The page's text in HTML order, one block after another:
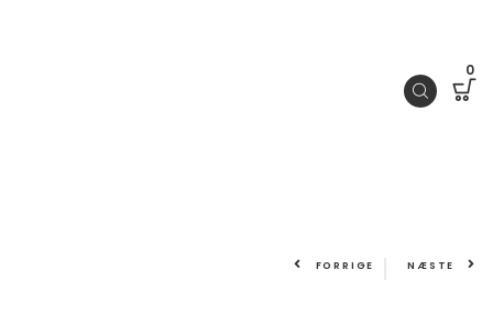
0
FORRIGE NÆSTE